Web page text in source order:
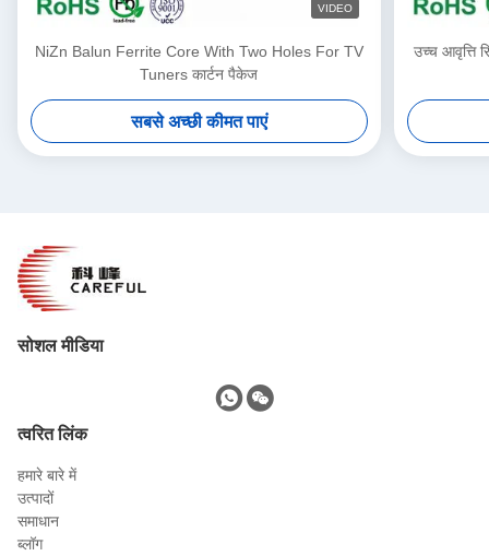
VIDEO
NiZn Balun Ferrite Core With Two Holes For TV
Tuners कार्टन पैकेज
सबसे अच्छी कीमत पाएं
उच्च आवृत्ति
सोशल मीडिया
त्वरित लिंक
हमारे बारे में
उत्पादों
समाधान
ब्लॉग